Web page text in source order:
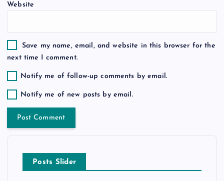
Website
Save my name, email, and website in this browser for the
next time I comment.
Notify me of follow-up comments by email.
Notify me of new posts by email.
Posts Slider